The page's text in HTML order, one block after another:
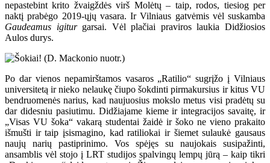
nepastebint krito žvaigždės virš Molėtų – taip, rodos, tiesiog per
naktį prabėgo 2019-ųjų vasara. Ir Vilniaus gatvėmis vėl suskamba
Gaudeamus igiturgarsai. Vėl plačiai praviros laukia Didžiosios
Aulos durys.
Po dar vienos nepamirštamos vasaros „Ratilio“ sugrįžo į Vilniaus
universitetą ir nieko nelaukę čiupo šokdinti pirmakursius ir kitus VU
bendruomenės narius, kad naujuosius mokslo metus visi pradėtų su
dar didesniu pasiutimu. Didžiajame kieme ir integracijos savaitę, ir
„Visas VU šoka“ vakarą studentai žaidė ir šoko ne vieno prakaito
išmušti ir taip įsismagino, kad ratiliokai ir šiemet sulaukė gausaus
naujų narių pastiprinimo. Vos spėjęs su naujokais susipažinti,
ansamblis vėl stojo į LRT studijos spalvingų lempų jūrą – kaip tikri